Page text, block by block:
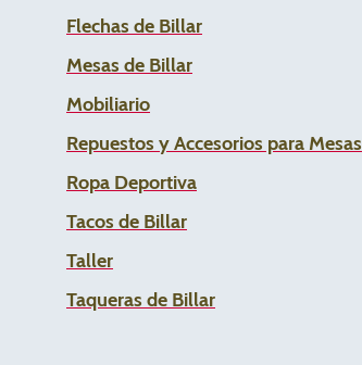
Flechas de Billar
Mesas de Billar
Mobiliario
Repuestos y Accesorios para Mesas
Ropa Deportiva
Tacos de Billar
Taller
Taqueras de Billar